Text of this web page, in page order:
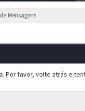
Mensagens
Por favor, volte atrás e